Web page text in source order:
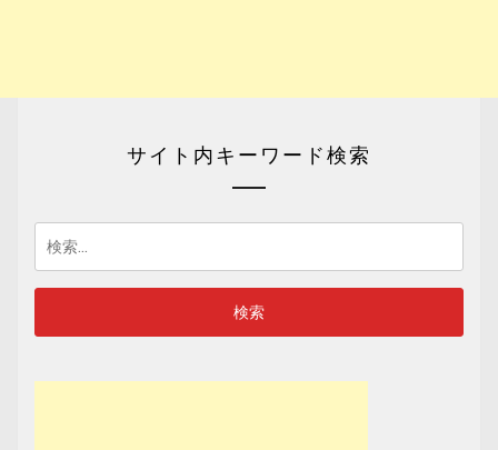
サイト内キーワード検索
索: